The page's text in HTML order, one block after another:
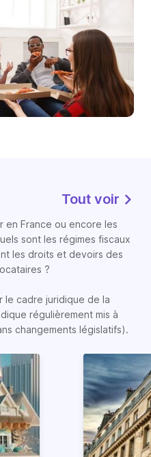
Tout voir
en France ou encore les
sont les régimes fiscaux
les droits et devoirs des
?
le cadre juridique de la
régulièrement mis à
changements législatifs).